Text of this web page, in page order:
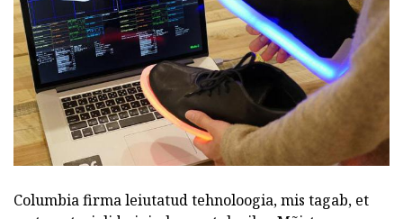
Columbia firma leiutatud tehnoloogia, mis tagab, et